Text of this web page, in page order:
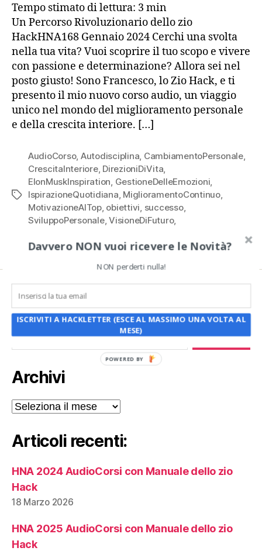
Tempo stimato di lettura: 3 min
Un Percorso Rivoluzionario dello zio
HackHNA168 Gennaio 2024 Cerchi una svolta
nella tua vita? Vuoi scoprire il tuo scopo e vivere
con passione e determinazione? Allora sei nel
posto giusto! Sono Francesco, lo Zio Hack, e ti
presento il mio nuovo corso audio, un viaggio
unico nel mondo del miglioramento personale
e della crescita interiore. […]
Tag
AudioCorso, Autodisciplina, CambiamentoPersonale,
CrescitaInteriore, DirezioniDiVita,
ElonMuskInspiration, GestioneDelleEmozioni,
IspirazioneQuotidiana, MiglioramentoContinuo,
MotivazioneAlTop, obiettivi, successo,
SviluppoPersonale,VisioneDiFuturo,
CERCA
Cerca:
Archivi
Archivi
Articoli recenti:
HNA 2024 AudioCorsi con Manuale dello zio
Hack
18 Marzo 2026
HNA 2025 AudioCorsi con Manuale dello zio
Hack
Davvero NON vuoi ricevere le Novità?
NON perderti nulla!
ISCRIVITI A HACKLETTER (ESCE AL MASSIMO UNA VOLTA AL
MESE)
POWERED BY